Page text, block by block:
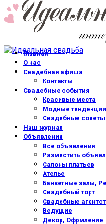
Главная
О нас
Свадебная афиша
Контакты
Свадебные события
Красивые места
Модные тенденции
Свадебные советы
Наш журнал
Объявления
Все объявления
Разместить
Салоны платьев
Ателье
Банкетные залы,
Свадебный торт
Свадебные
Ведущие
Декор, Офрмление